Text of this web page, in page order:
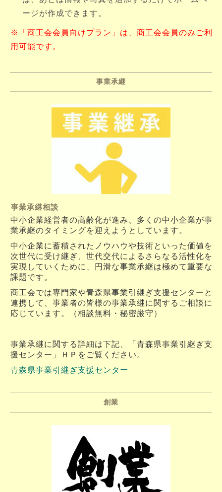
ージが作成できます。
※「商工会会員向けプラン」は、商工会会員のみご利
用可能です。
事業承継
事業承継相談
中小企業経営者の高齢化が進み、多くの中小企業が事
業承継のタイミングを迎えようとしています。
中小企業に蓄積されたノウハウや技術といった価値を
次世代に受け継ぎ、世代交代によるさらなる活性化を
実現していくために、円滑な事業承継は極めて重要な
課題です。
商工会では専門家や青森県事業引継ぎ支援センターと
連携して、事業者の皆様の事業承継に関するご相談に
応じています。（相談無料・秘密厳守）
事業承継に関する詳細は下記、「青森県事業引継ぎ支
援センター」ＨＰをご覧ください。
青森県事業引継ぎ支援センター
創業